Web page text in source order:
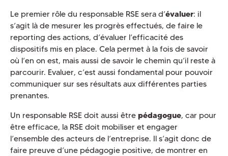
Le premier rôle du responsable RSE sera d’évaluer: il
s’agit là de mesurer les progrès effectués, de faire le
reporting des actions, d’évaluer l’efficacité des
dispositifs mis en place. Cela permet à la fois de savoir
où l’en on est, mais aussi de savoir le chemin qu’il reste à
parcourir. Evaluer, c’est aussi fondamental pour pouvoir
communiquer sur ses résultats aux différentes parties
prenantes.
Un responsable RSE doit aussi être pédagogue, car pour
être efficace, la RSE doit mobiliser et engager
l’ensemble des acteurs de l’entreprise. Il s’agit donc de
faire preuve d’une pédagogie positive, de montrer en